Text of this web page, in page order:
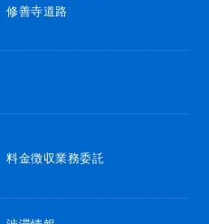
修善寺道路
料金徴収業務委託